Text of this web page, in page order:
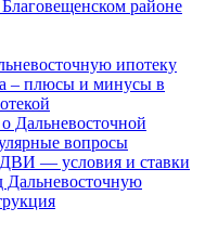
районе
ипотеку
– плюсы и минусы в
Дальневосточной
вопросы
— условия и ставки
Дальневосточную